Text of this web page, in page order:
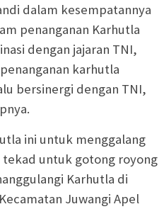
dalam kesempatannya
penanganan Karhutla
dengan jajaran TNI,
karhutla
bersinergi dengan TNI,
ini untuk menggalang
tekad untuk gotong royong
Karhutla di
Juwangi Apel